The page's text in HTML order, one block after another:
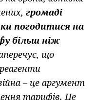
громаді
погодитися на
більш ніж
що
– це аргумент
тарифів. Це